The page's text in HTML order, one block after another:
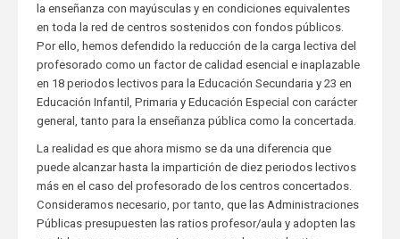
la enseñanza con mayúsculas y en condiciones equivalentes
en toda la red de centros sostenidos con fondos públicos.
Por ello, hemos defendido la reducción de la carga lectiva del
profesorado como un factor de calidad esencial e inaplazable
en 18 periodos lectivos para la Educación Secundaria y 23 en
Educación Infantil, Primaria y Educación Especial con carácter
general, tanto para la enseñanza pública como la concertada.
La realidad es que ahora mismo se da una diferencia que
puede alcanzar hasta la impartición de diez periodos lectivos
más en el caso del profesorado de los centros concertados.
Consideramos necesario, por tanto, que las Administraciones
Públicas presupuesten las ratios profesor/aula y adopten las